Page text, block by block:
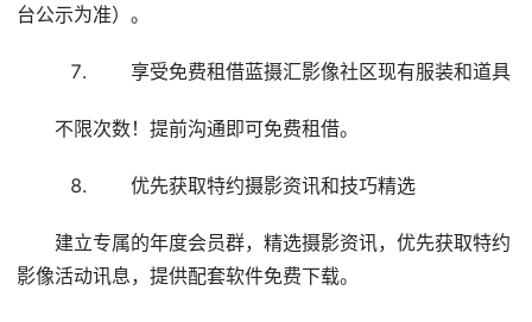
台公示为准）。
享受免费租借蓝摄汇影像社区现有服装和道具
不限次数！提前沟通即可免费租借。
优先获取特约摄影资讯和技巧精选
建立专属的年度会员群，精选摄影资讯，优先获取特约
影像活动讯息，提供配套软件免费下载。